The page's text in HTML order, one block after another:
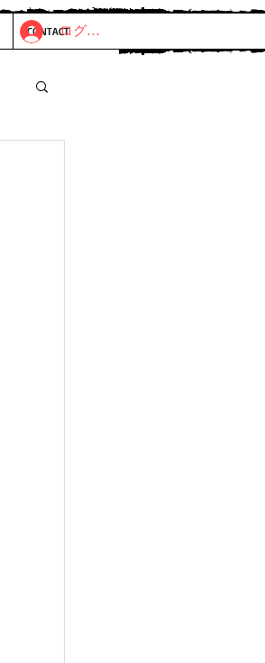
CONTACTログイン